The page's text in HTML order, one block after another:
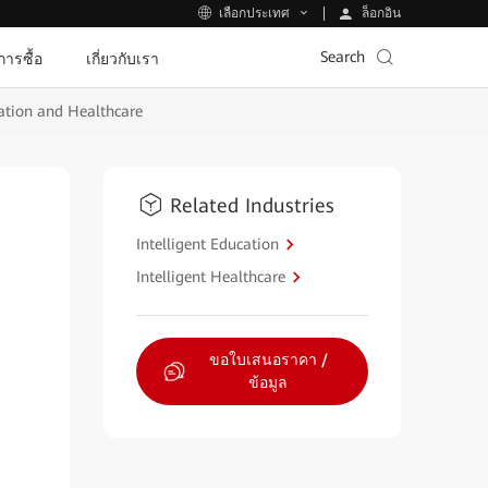
เลือกประเทศ ล็อกอิน
ารซื้อ เกี่ยวกับเรา Search
and Healthcare
Related Industries
Intelligent Education
Intelligent Healthcare
ขอใบเสนอราคา /
ข้อมูล